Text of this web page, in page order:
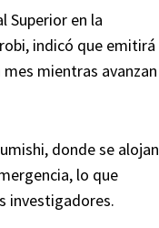
Superior en la
indicó que emitirá
mientras avanzan
donde se alojan
lo que
investigadores.